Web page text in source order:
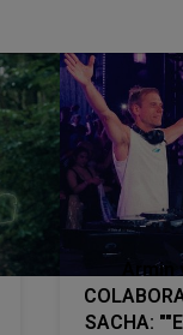
SACHA: